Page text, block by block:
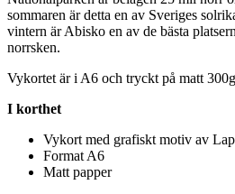
sommaren är detta en av Sveriges
vintern är Abisko en av de bästa
norrsken.
Vykortet är i A6 och tryckt på matt 300g
I korthet
Vykort med grafiskt motiv av La
Format A6
Matt papper